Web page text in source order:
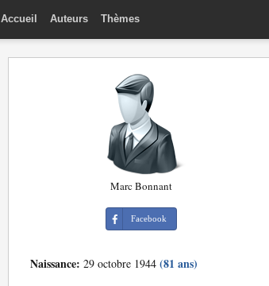
Accueil Auteurs Thèmes
Marc Bonnant
Facebook
Naissance: 29 octobre 1944 (81 ans)